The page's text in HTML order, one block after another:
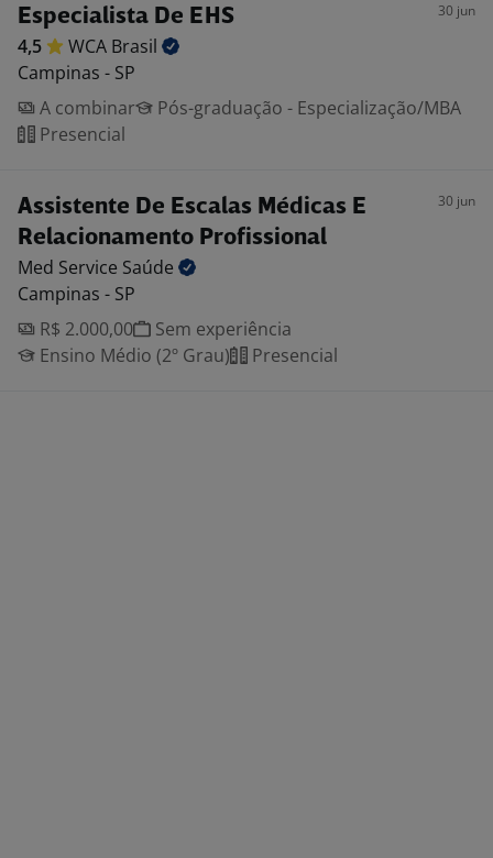
Especialista De EHS 30 jun
4,5 WCA Brasil
Campinas - SP
A combinar
Pós-graduação - Especialização/MBA
Presencial
Assistente De Escalas Médicas E
Relacionamento Profissional
30 jun
Med Service Saúde
Campinas - SP
R$ 2.000,00
Sem experiência
Ensino Médio (2º Grau)
Presencial